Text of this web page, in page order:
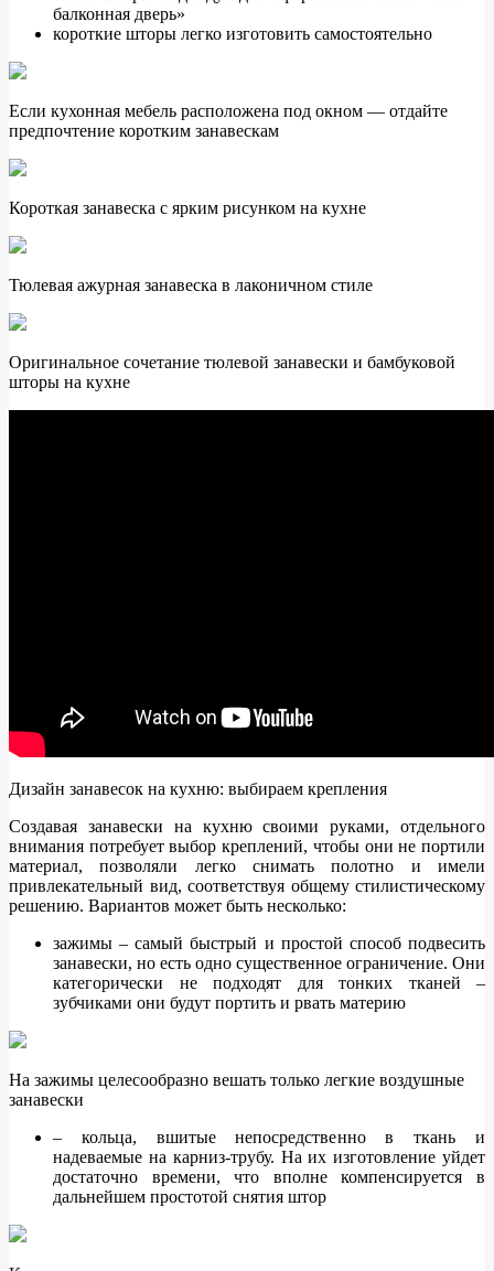
балконная дверь»
короткие шторы легко изготовить самостоятельно
Если кухонная мебель расположена под окном — отдайте
предпочтение коротким занавескам
Короткая занавеска с ярким рисунком на кухне
Тюлевая ажурная занавеска в лаконичном стиле
Оригинальное сочетание тюлевой занавески и бамбуковой
шторы на кухне
Дизайн занавесок на кухню: выбираем крепления
Создавая занавески на кухню своими руками, отдельного
внимания потребует выбор креплений, чтобы они не портили
материал, позволяли легко снимать полотно и имели
привлекательный вид, соответствуя общему стилистическому
решению. Вариантов может быть несколько:
зажимы – самый быстрый и простой способ подвесить
занавески, но есть одно существенное ограничение. Они
категорически не подходят для тонких тканей –
зубчиками они будут портить и рвать материю
На зажимы целесообразно вешать только легкие воздушные
занавески
– кольца, вшитые непосредственно в ткань и
надеваемые на карниз-трубу. На их изготовление уйдет
достаточно времени, что вполне компенсируется в
дальнейшем простотой снятия штор